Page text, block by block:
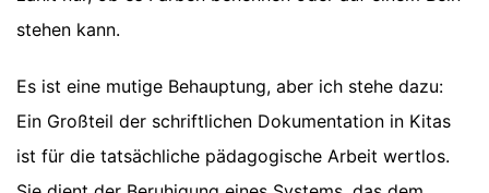
stehen kann.
Es ist eine mutige Behauptung, aber ich stehe dazu:
Ein Großteil der schriftlichen Dokumentation in Kitas
ist für die tatsächliche pädagogische Arbeit wertlos.